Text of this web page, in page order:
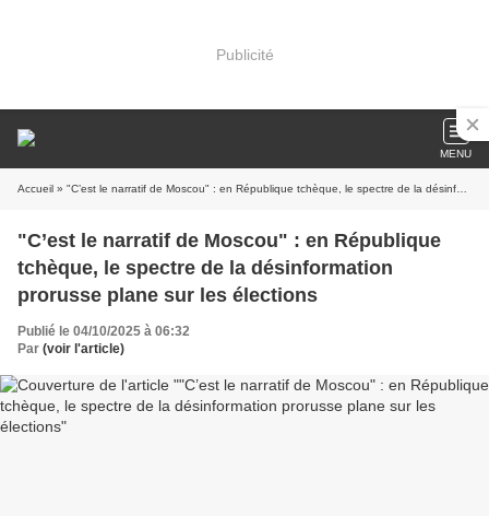
Publicité
MENU
Accueil » "C’est le narratif de Moscou" : en République tchèque, le spectre de la désinformation prorusse plane sur les élections
"C’est le narratif de Moscou" : en République
tchèque, le spectre de la désinformation
prorusse plane sur les élections
Publié le 04/10/2025 à 06:32
Par (voir l'article)